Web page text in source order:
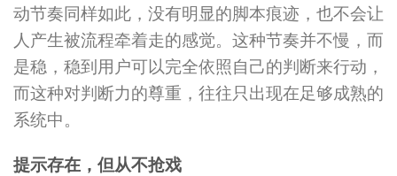
动节奏同样如此，没有明显的脚本痕迹，也不会让
人产生被流程牵着走的感觉。这种节奏并不慢，而
是稳，稳到用户可以完全依照自己的判断来行动，
而这种对判断力的尊重，往往只出现在足够成熟的
系统中。
提示存在，但从不抢戏